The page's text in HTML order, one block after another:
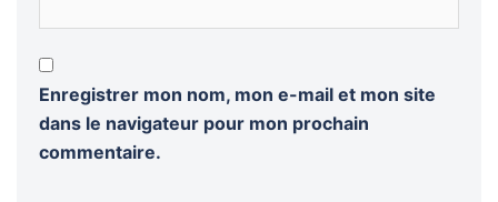
Enregistrer mon nom, mon e-mail et mon site
dans le navigateur pour mon prochain
commentaire.